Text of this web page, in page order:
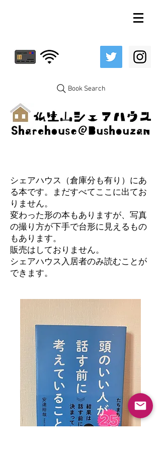
Book Search
シェアハウス（倉庫分も有り）にあ
る本です。まだすべてここに出てお
りません。
変わった形の本もありますが、写真
の撮り方が下手で台形に見えるもの
もあります。
​販売はしておりません。
シェアハウス入居者のみ読むことが
できます。